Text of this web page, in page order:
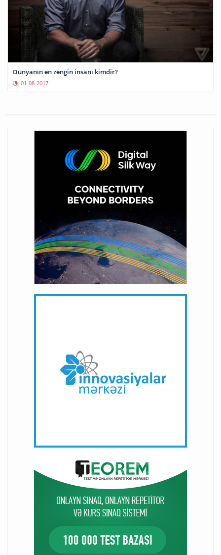
Dünyanın ən zəngin insanı kimdir?
01-08-2017